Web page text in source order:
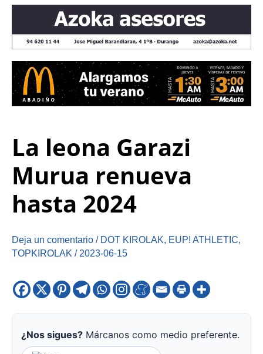
La leona Garazi
Murua renueva
hasta 2024
Deja un comentario / DOT KIROLAK, EUP! ATHLETIC,
TOPKIROLAK / 2023-06-15
¿Nos sigues? Márcanos como medio preferente.